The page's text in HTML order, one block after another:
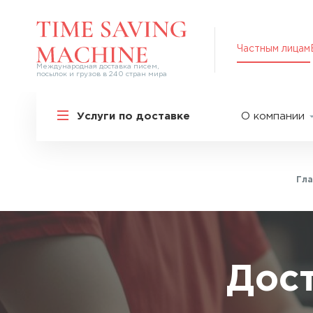
Международная доставка писем,
посылок и грузов в 240 стран мира
Частным лицам
Услуги по доставке
Международная доставка
Перевозка специальных грузов
Дополнительные услуги
Популярные направления
О компании
Оплата
Акции
Упаковка